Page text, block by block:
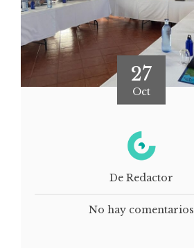
27
Oct
De Redactor
No hay comentarios